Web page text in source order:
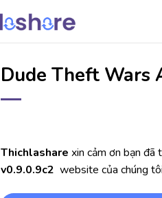
Dude Theft Wars
Thichlashare xin cảm ơn bạn đã
v0.9.0.9c2 website của chúng